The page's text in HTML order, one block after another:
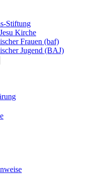
Stiftung
Kirche
Frauen (baf)
Jugend (BAJ)